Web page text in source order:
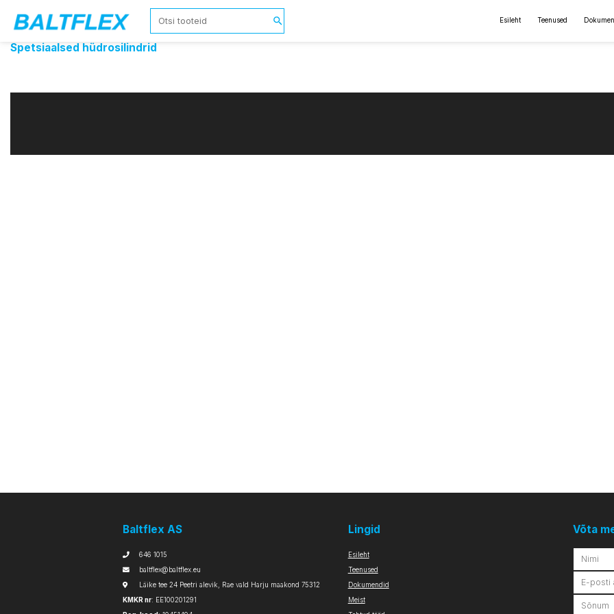
Esileht Teenused
Spetsiaalsed hüdrosilindrid
Baltflex AS
646 1015
baltflex@baltflex.eu
Läike tee 24 Peetri alevik, Rae vald Harju maakond 75312
KMKR nr: EE100201291
Lingid
Esileht
Teenused
Dokumendid
Meist
Võta